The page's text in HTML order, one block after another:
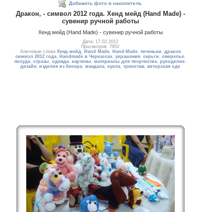
Добавить фото в накопитель
Дракон, - символ 2012 года. Хенд мейд (Hand Made) -
сувенир ручной работы
Хенд мейд (Hand Made) - сувенир ручной работы
Дата: 17.02.2012
Просмотров: 7952
Ключевые слова Хенд мейд, Hand Made, Hand-Made, печеньки , дракон
символ 2012 года, Handmade в Черкассах, украшения, серьги , ожерелье,
посуда, стразы , одежда, картины , материалы для творчества, рукоделие,
дизайн, изделия из бисера, мандала, кукла, трикотаж, авторская оде